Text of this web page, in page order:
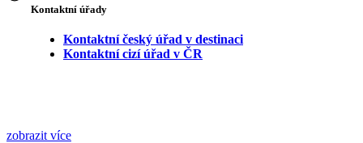
Kontaktní úřady
Kontaktní český úřad v destinaci
Kontaktní cizí úřad v ČR
zobrazit více